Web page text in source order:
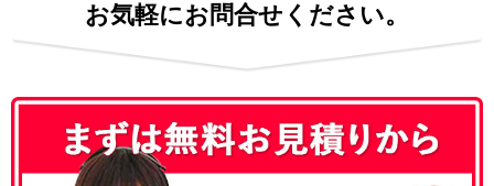
お気軽にお問合せください。